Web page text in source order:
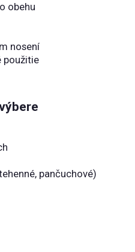
obehu
nosení
použitie
pančuchové)